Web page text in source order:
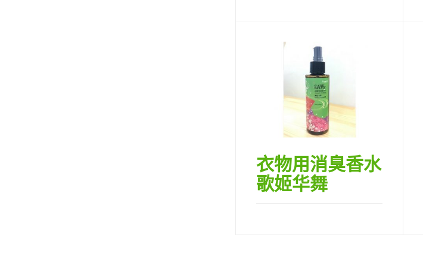
衣物用消臭香水
歌姬华舞